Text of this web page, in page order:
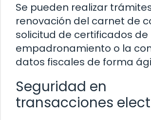
Se pueden realizar
renovación del carnet de
solicitud de certificados de
empadronamiento o la
datos fiscales de forma
Seguridad en
transacciones